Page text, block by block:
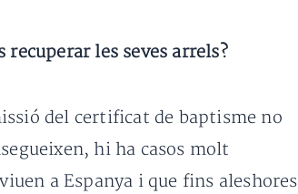
les seves arrels?
del certificat de baptisme no
hi ha casos molt
a Espanya i que fins aleshores